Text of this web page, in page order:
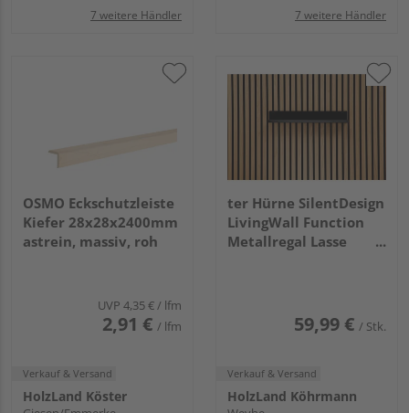
7 weitere Händler 7 weitere Händler
OSMO Eckschutzleiste
Kiefer 28x28x2400mm
astrein, massiv, roh
UVP 4,35 €/ lfm
2,91 € / lfm
Verkauf & Versand
HolzLand Köster
ter Hürne SilentDesign
LivingWall Function
Metallregal Lasse
59,99 € / Stk.
Verkauf & Versand
HolzLand Köhrmann